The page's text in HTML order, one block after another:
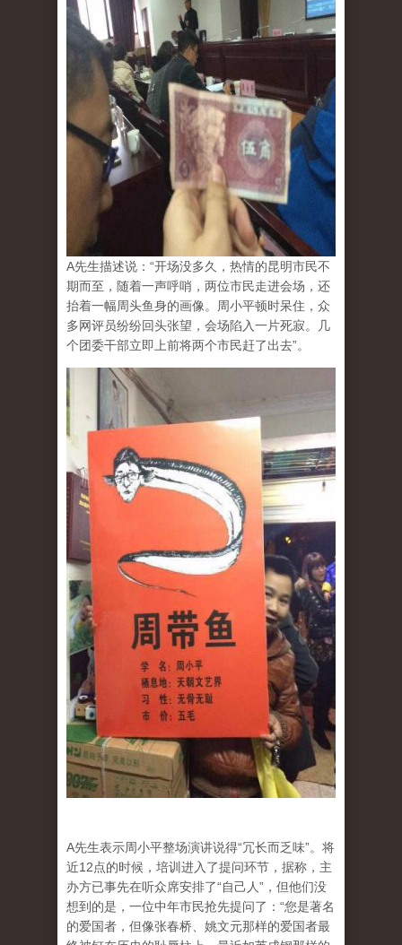
A先生描述说：“开场没多久，热情的昆明市民不
期而至，随着一声呼哨，两位市民走进会场，还
抬着一幅周头鱼身的画像。周小平顿时呆住，众
多网评员纷纷回头张望，会场陷入一片死寂。几
个团委干部立即上前将两个市民赶了出去”。
A先生表示周小平整场演讲说得“冗长而乏味”。将
近12点的时候，培训进入了提问环节，据称，主
办方已事先在听众席安排了“自己人”，但他们没
想到的是，一位中年市民抢先提问了：“您是著名
的爱国者，但像张春桥、姚文元那样的爱国者最